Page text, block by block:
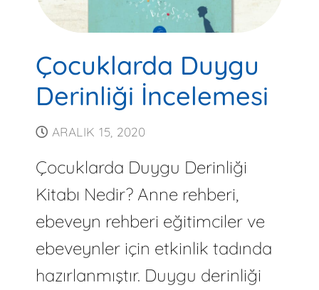
Çocuklarda Duygu
Derinliği İncelemesi
ARALIK 15, 2020
Çocuklarda Duygu Derinliği
Kitabı Nedir? Anne rehberi,
ebeveyn rehberi eğitimciler ve
ebeveynler için etkinlik tadında
hazırlanmıştır. Duygu derinliği